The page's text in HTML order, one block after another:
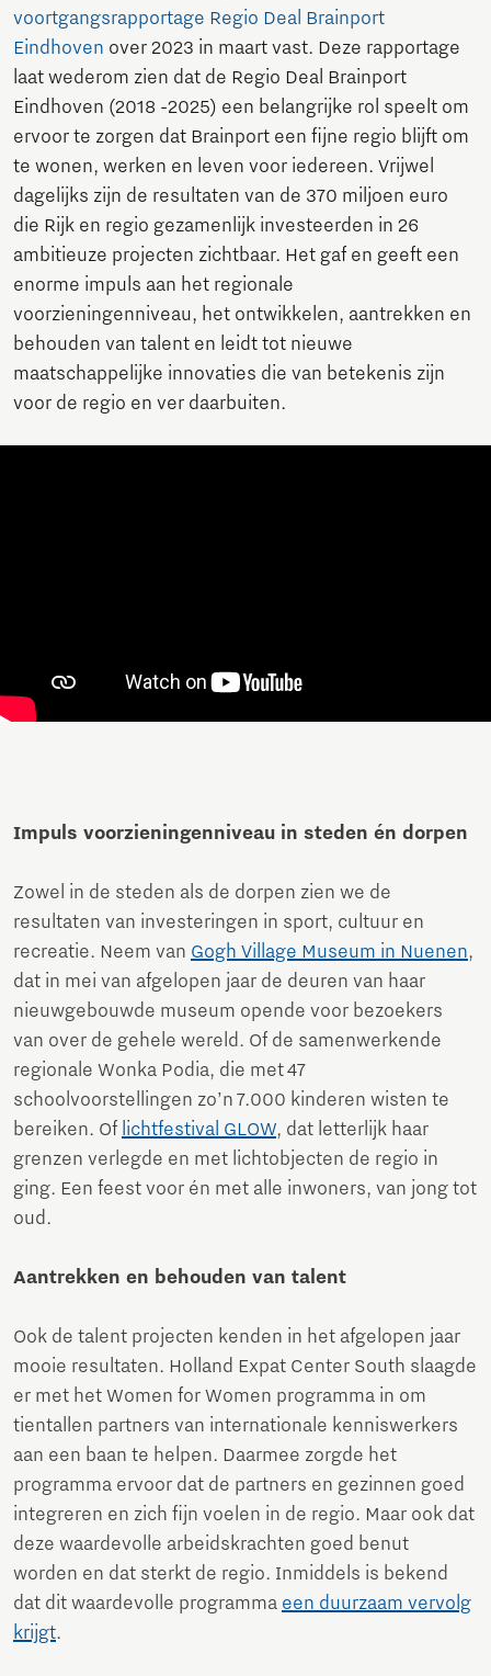
voortgangsrapportage Regio Deal Brainport
Eindhoven over 2023 in maart vast. Deze rapportage
laat wederom zien dat de Regio Deal Brainport
Eindhoven (2018 -2025) een belangrijke rol speelt om
ervoor te zorgen dat Brainport een fijne regio blijft om
te wonen, werken en leven voor iedereen. Vrijwel
dagelijks zijn de resultaten van de 370 miljoen euro
die Rijk en regio gezamenlijk investeerden in 26
ambitieuze projecten zichtbaar. Het gaf en geeft een
enorme impuls aan het regionale
voorzieningenniveau, het ontwikkelen, aantrekken en
behouden van talent en leidt tot nieuwe
maatschappelijke innovaties die van betekenis zijn
voor de regio en ver daarbuiten.
Impuls voorzieningenniveau in steden én dorpen
Zowel in de steden als de dorpen zien we de
resultaten van investeringen in sport, cultuur en
recreatie. Neem van Gogh Village Museum in Nuenen,
dat in mei van afgelopen jaar de deuren van haar
nieuwgebouwde museum opende voor bezoekers
van over de gehele wereld. Of de samenwerkende
regionale Wonka Podia, die met 47
schoolvoorstellingen zo’n 7.000 kinderen wisten te
bereiken. Of lichtfestival GLOW, dat letterlijk haar
grenzen verlegde en met lichtobjecten de regio in
ging. Een feest voor én met alle inwoners, van jong tot
oud.
Aantrekken en behouden van talent
Ook de talent projecten kenden in het afgelopen jaar
mooie resultaten. Holland Expat Center South slaagde
er met het Women for Women programma in om
tientallen partners van internationale kenniswerkers
aan een baan te helpen. Daarmee zorgde het
programma ervoor dat de partners en gezinnen goed
integreren en zich fijn voelen in de regio. Maar ook dat
deze waardevolle arbeidskrachten goed benut
worden en dat sterkt de regio. Inmiddels is bekend
dat dit waardevolle programma een duurzaam vervolg
krijgt.